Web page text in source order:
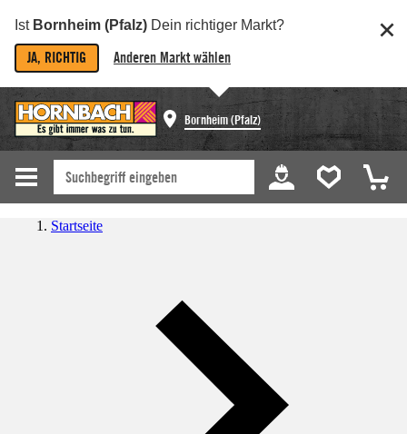
Ist Bornheim (Pfalz) Dein richtiger Markt?
JA, RICHTIG Anderen Markt wählen
Bornheim (Pfalz)
Startseite